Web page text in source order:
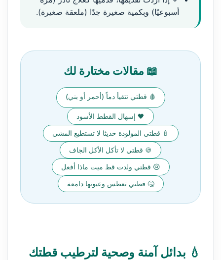
أسبوعيًا) وبكمية صغيرة جدًا (ملعقة صغيرة).
📖 مقالات مختارة لك
🩸 قطتي تتقيأ دماً (أحمر أو بني)
🖤 إسهال القطط الأسود
🍼 قطتي المولودة حديثا لا تستطيع المشي
🍪 قطتي لا تأكل الأكل الجاف
😢 قطتي ولدت قط ميت ماذا أفعل
🤒 قطتي تعطس وعيونها دامعة
💧 بدائل آمنة وصحية لترطيب قطتك